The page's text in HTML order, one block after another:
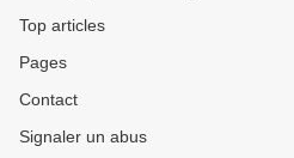
Top articles
Pages
Contact
Signaler un abus